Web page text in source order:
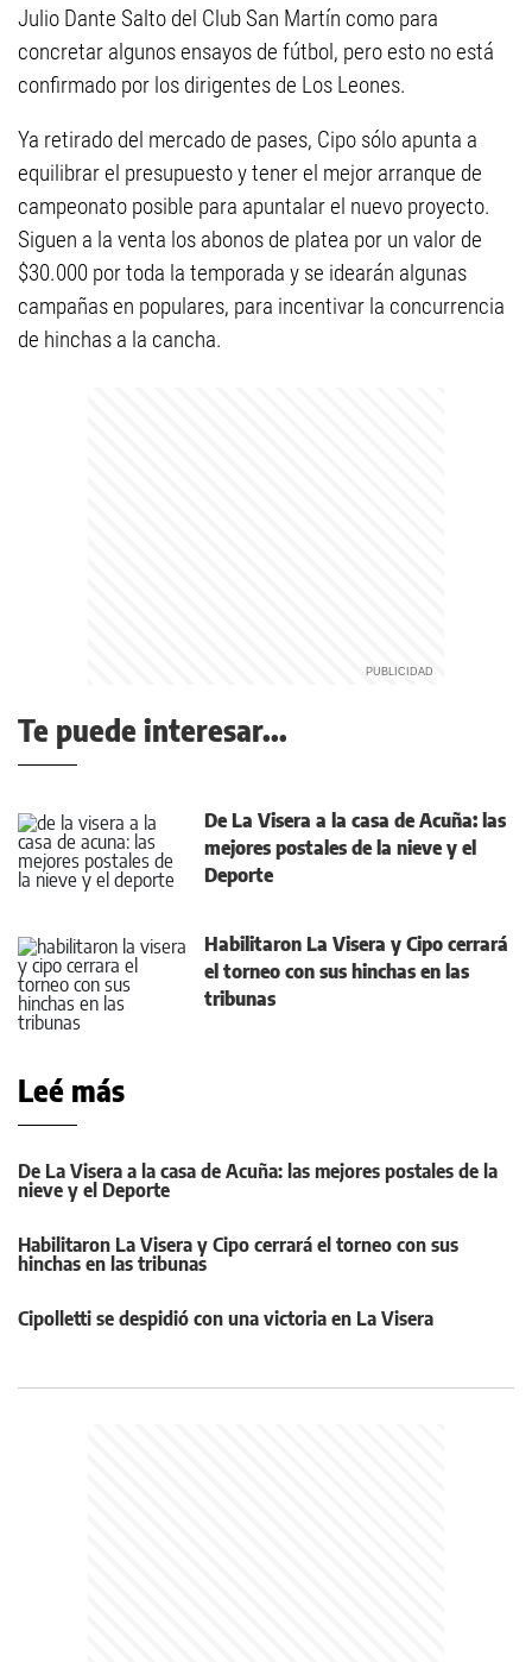
Julio Dante Salto del Club San Martín como para
concretar algunos ensayos de fútbol, pero esto no está
confirmado por los dirigentes de Los Leones.
Ya retirado del mercado de pases, Cipo sólo apunta a
equilibrar el presupuesto y tener el mejor arranque de
campeonato posible para apuntalar el nuevo proyecto.
Siguen a la venta los abonos de platea por un valor de
$30.000 por toda la temporada y se idearán algunas
campañas en populares, para incentivar la concurrencia
de hinchas a la cancha.
Te puede interesar...
De La Visera a la casa de Acuña: las
mejores postales de la nieve y el
Deporte
Habilitaron La Visera y Cipo cerrará
el torneo con sus hinchas en las
tribunas
Leé más
De La Visera a la casa de Acuña: las mejores postales de la
nieve y el Deporte
Habilitaron La Visera y Cipo cerrará el torneo con sus
hinchas en las tribunas
Cipolletti se despidió con una victoria en La Visera